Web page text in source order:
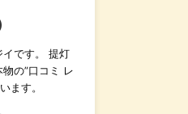
イです。 提灯
物の”口コミ レ
ます。